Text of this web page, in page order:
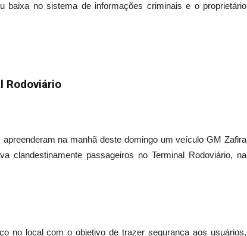
baixa no sistema de informações criminais e o proprietário
Rodoviário
na manhã deste domingo um veículo GM Zafira
clandestinamente passageiros no Terminal Rodoviário, na
no local com o objetivo de trazer segurança aos usuários,